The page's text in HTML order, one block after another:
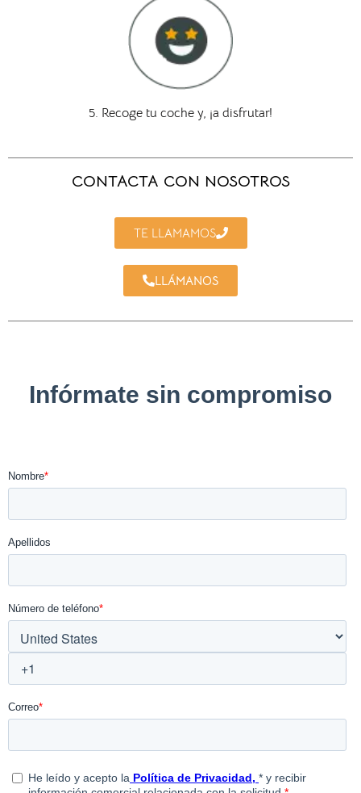
5. Recoge tu coche y, ¡a disfrutar!
CONTACTA CON NOSOTROS
TE LLAMAMOS
LLÁMANOS